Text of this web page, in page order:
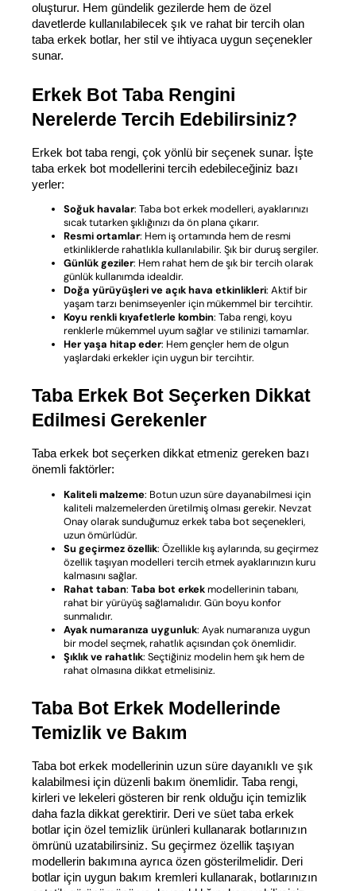
oluşturur. Hem gündelik gezilerde hem de özel
davetlerde kullanılabilecek şık ve rahat bir tercih olan
taba erkek botlar, her stil ve ihtiyaca uygun seçenekler
sunar.
Erkek Bot Taba Rengini
Nerelerde Tercih Edebilirsiniz?
Erkek bot taba rengi, çok yönlü bir seçenek sunar. İşte
taba erkek bot modellerini tercih edebileceğiniz bazı
yerler:
Soğuk havalar: Taba bot erkek modelleri, ayaklarınızı
sıcak tutarken şıklığınızı da ön plana çıkarır.
Resmi ortamlar: Hem iş ortamında hem de resmi
etkinliklerde rahatlıkla kullanılabilir. Şık bir duruş sergiler.
Günlük geziler: Hem rahat hem de şık bir tercih olarak
günlük kullanımda idealdir.
Doğa yürüyüşleri ve açık hava etkinlikleri: Aktif bir
yaşam tarzı benimseyenler için mükemmel bir tercihtir.
Koyu renkli kıyafetlerle kombin: Taba rengi, koyu
renklerle mükemmel uyum sağlar ve stilinizi tamamlar.
Her yaşa hitap eder: Hem gençler hem de olgun
yaşlardaki erkekler için uygun bir tercihtir.
Taba Erkek Bot Seçerken Dikkat
Edilmesi Gerekenler
Taba erkek bot seçerken dikkat etmeniz gereken bazı
önemli faktörler:
Kaliteli malzeme: Botun uzun süre dayanabilmesi için
kaliteli malzemelerden üretilmiş olması gerekir. Nevzat
Onay olarak sunduğumuz erkek taba bot seçenekleri,
uzun ömürlüdür.
Su geçirmez özellik: Özellikle kış aylarında, su geçirmez
özellik taşıyan modelleri tercih etmek ayaklarınızın kuru
kalmasını sağlar.
Rahat taban: Taba bot erkekmodellerinin tabanı,
rahat bir yürüyüş sağlamalıdır. Gün boyu konfor
sunmalıdır.
Ayak numaranıza uygunluk: Ayak numaranıza uygun
bir model seçmek, rahatlık açısından çok önemlidir.
Şıklık ve rahatlık: Seçtiğiniz modelin hem şık hem de
rahat olmasına dikkat etmelisiniz.
Taba Bot Erkek Modellerinde
Temizlik ve Bakım
Taba bot erkek modellerinin uzun süre dayanıklı ve şık
kalabilmesi için düzenli bakım önemlidir. Taba rengi,
kirleri ve lekeleri gösteren bir renk olduğu için temizlik
daha fazla dikkat gerektirir. Deri ve süet taba erkek
botlar için özel temizlik ürünleri kullanarak botlarınızın
ömrünü uzatabilirsiniz. Su geçirmez özellik taşıyan
modellerin bakımına ayrıca özen gösterilmelidir. Deri
botlar için uygun bakım kremleri kullanarak, botlarınızın